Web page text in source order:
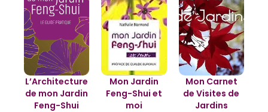
L’Architecture
de mon Jardin
Feng-Shui
Mon Jardin
Feng-Shui et
moi
Mon Carnet
de Visites de
Jardins